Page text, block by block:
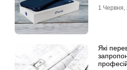
1 Червня,
Які